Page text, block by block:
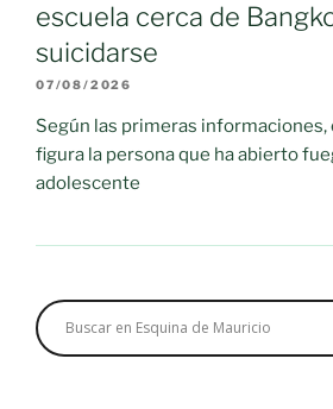
escuela cerca de
suicidarse
07/08/2026
Según las primeras
figura la persona que ha abierto
adolescente